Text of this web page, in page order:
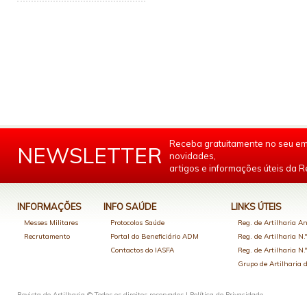
NEWSLETTER
Receba gratuitamente no seu
novidades,
artigos e informações úteis da
INFORMAÇÕES
Messes Militares
Recrutamento
INFO SAÚDE
Protocolos Saúde
Portal do Beneficiário ADM
Contactos do IASFA
LINKS ÚTEIS
Reg. de Artilharia
Reg. de Artilharia
Reg. de Artilharia
Grupo de Artilharia